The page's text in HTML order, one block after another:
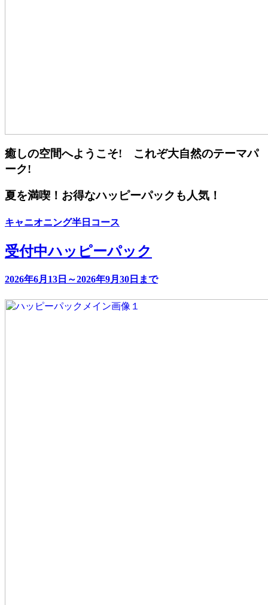
癒しの空間へようこそ! これぞ大自然のテーマパ
ーク!
夏を満喫！お得なハッピーパックも人気！
キャニオニング半日コース
受付中ハッピーパック
2026年6月13日～2026年9月30日まで